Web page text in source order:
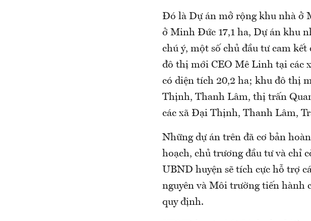
Đó là Dự án mở rộng khu nhà ở
ở Minh Đức 17,1 ha, Dự án khu
chú ý, một số chủ đầu tư cam
đô thị mới CEO Mê Linh tại các
có diện tích 20,2 ha; khu đô thị
Thịnh, Thanh Lâm, thị trấn
các xã Đại Thịnh, Thanh Lâm,
Những dự án trên đã cơ bản
hoạch, chủ trương đầu tư và chỉ
UBND huyện sẽ tích cực hỗ trợ
nguyên và Môi trường tiến hành
quy định.